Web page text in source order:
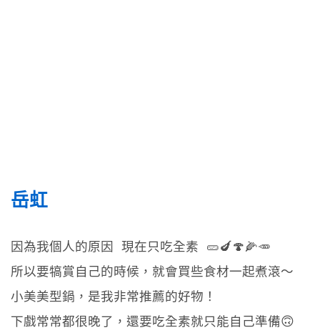
岳虹
因為我個人的原因 現在只吃全素 🥒🍆🍄🌽🥕
所以要犒賞自己的時候，就會買些食材一起煮滾～
小美美型鍋，是我非常推薦的好物！
下戲常常都很晚了，還要吃全素就只能自己準備🙃